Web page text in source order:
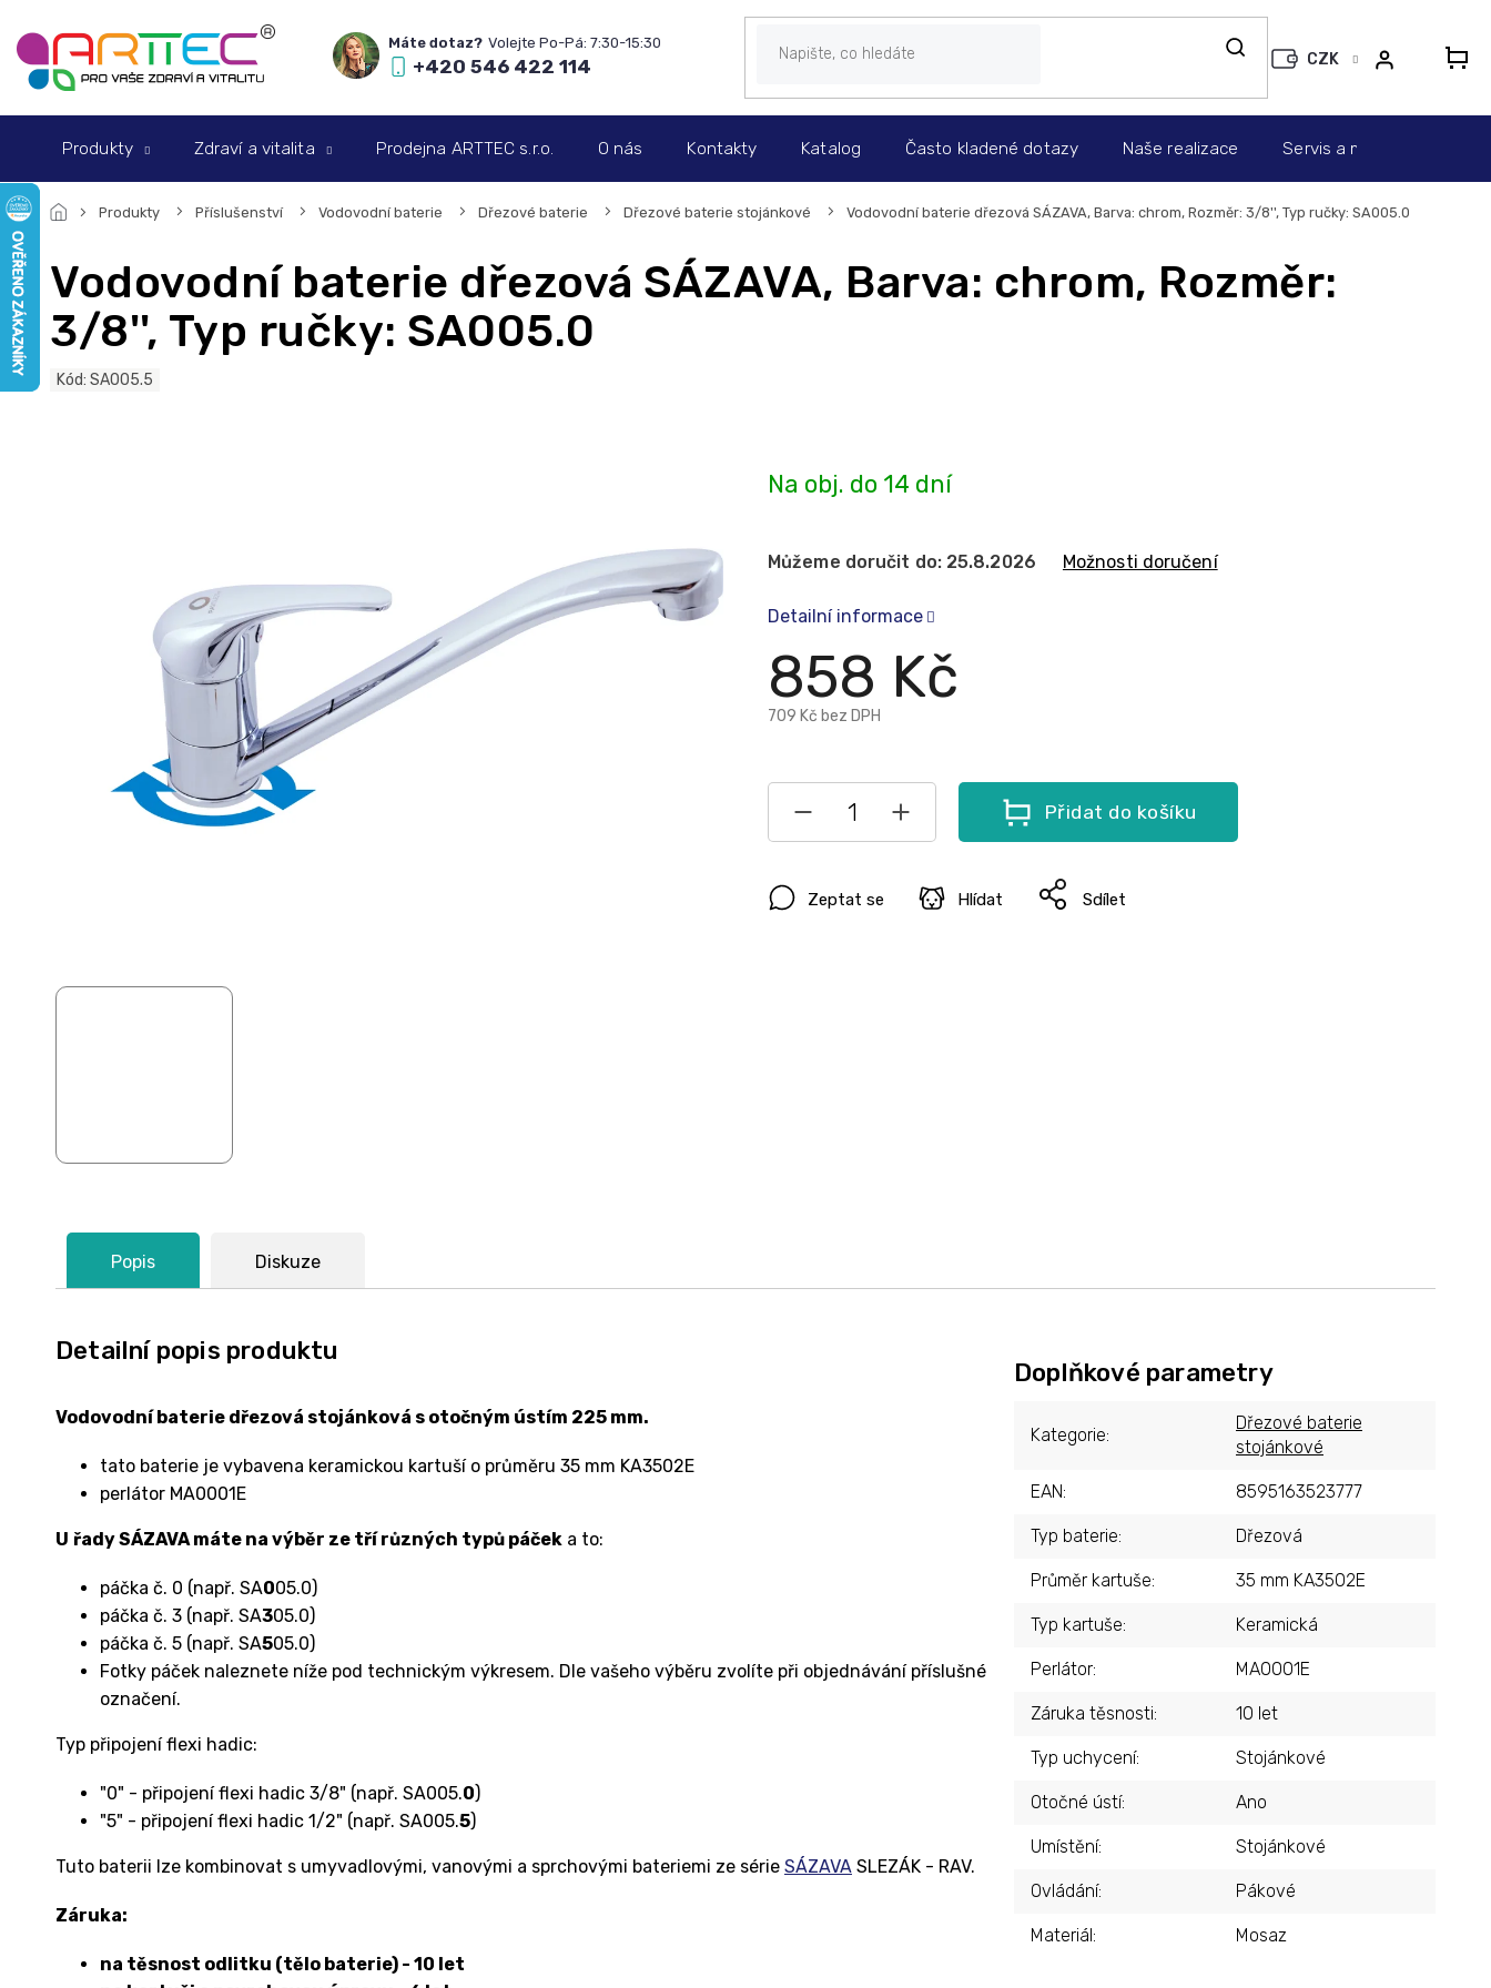
na
obsah
+420 546 422 114 CZK
Produkty Zdraví a vitalita Prodejna ARTTEC s.r.o. O nás Kontakty Katalog Často kladené dotazy Naše realizace Servis a montáž
Produkty Příslušenství Vodovodní baterie Dřezové baterie Dřezové baterie stojánkové Vodovodní baterie dřezová SÁZAVA, Barva: chrom, Rozměr: 3/8'', Typ ručky: SA005.0
Vodovodní baterie dřezová SÁZAVA, Barva: chrom, Rozměr:
3/8'', Typ ručky: SA005.0
Kód: SA005.5
858 Kč
709 Kč bez DPH
Na obj. do 14 dní
Můžeme doručit do: 25.8.2026 Možnosti doručení
Přidat do košíku
Detailní informace
Zeptat se Hlídat Sdílet
Popis Diskuze
Detailní popis produktu
Vodovodní baterie dřezová stojánková s otočným ústím 225 mm.
tato baterie je vybavena keramickou kartuší o průměru 35 mm KA3502E
perlátor MA0001E
U řady SÁZAVA máte na výběr ze tří různých typů páček a to:
páčka č. 0 (např. SA005.0)
páčka č. 3 (např. SA305.0)
páčka č. 5 (např. SA505.0)
Fotky páček naleznete níže pod technickým výkresem. Dle vašeho výběru zvolíte při objednávání příslušné
označení.
Typ připojení flexi hadic:
"0" - připojení flexi hadic 3/8" (např. SA005.0)
"5" - připojení flexi hadic 1/2" (např. SA005.5)
Tuto baterii lze kombinovat s umyvadlovými, vanovými a sprchovými bateriemi ze série SÁZAVA SLEZÁK - RAV.
Záruka:
na těsnost odlitku (tělo baterie) - 10 let
Doplňkové parametry
Kategorie:
Dřezové baterie
stojánkové
EAN: 8595163523777
Typ baterie: Dřezová
Průměr kartuše: 35 mm KA3502E
Typ kartuše: Keramická
Perlátor: MA0001E
Záruka těsnosti: 10 let
Typ uchycení: Stojánkové
Otočné ústí: Ano
Umístění: Stojánkové
Ovládání: Pákové
Materiál: Mosaz